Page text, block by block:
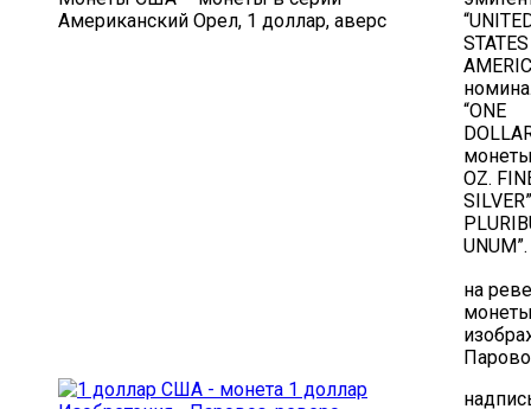
Американский Орел, 1 доллар, аверс
“ONE
OZ.
UNUM”.
на